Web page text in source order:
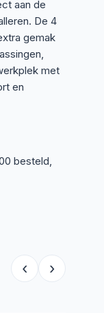
aan de
De 4
gemak
met
en
besteld,
‹ ›